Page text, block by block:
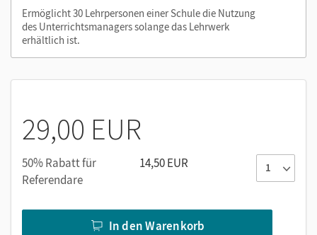
Hinweisen)
GeoGebra-Applets zum Veranschaulichen und Üben
Arbeitsblätter zu ausgewählten GeoGebra-Applets
Um den Einsatz im Unterricht zu vereinfachen, erhalten Sie
Nutzen Sie den Unterrichtsmanager auf lernen.cornelsen.de
oder über die Cornelsen Lernen App.
Ermöglicht 30 Lehrpersonen einer Schule die Nutzung
des Unterrichtsmanagers solange das Lehrwerk
erhältlich ist.
29,00 EUR
50% Rabatt für
Referendare
14,50 EUR
In den Warenkorb